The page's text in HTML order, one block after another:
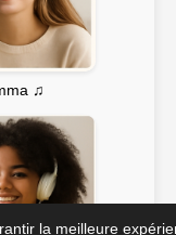
♫
la meilleure